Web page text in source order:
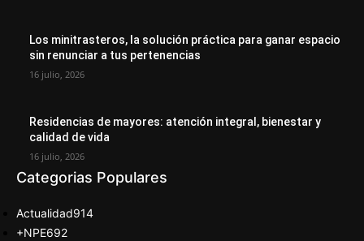
Los minitrasteros, la solución práctica para ganar espacio
sin renunciar a tus pertenencias
16 julio, 2026
Residencias de mayores: atención integral, bienestar y
calidad de vida
16 julio, 2026
Categorias Populares
Actualidad914
+NPE692